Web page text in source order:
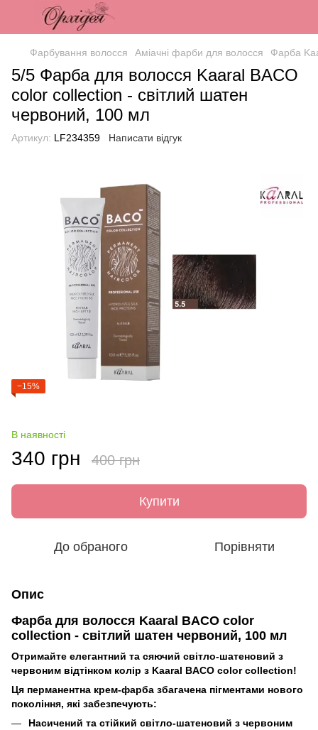
Фарбування волосся Аміачні фарби для волосся Фарба
5/5 Фарба для волосся Kaaral BACO
color collection - світлий шатен
червоний, 100 мл
Артикул: LF234359 Написати відгук
−15%
В наявності
340 грн 400 грн
Купити
До обраного Порівняти
Опис
Фарба для волосся Kaaral BACO color
collection - світлий шатен червоний, 100 мл
Отримайте елегантний та сяючий світло-шатеновий з
червоним відтінком колір з Kaaral BACO color collection!
Ця перманентна крем-фарба збагачена пігментами нового
покоління, які забезпечують:
Насичений та стійкий світло-шатеновий з червоним